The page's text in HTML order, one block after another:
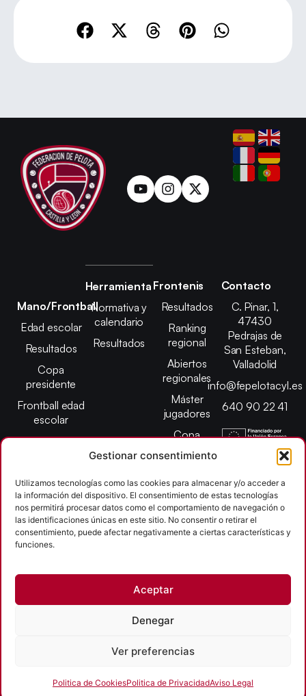
Gestionar consentimiento
Utilizamos tecnologías como las cookies para almacenar y/o acceder a
la información del dispositivo. El consentimiento de estas tecnologías
nos permitirá procesar datos como el comportamiento de navegación o
las identificaciones únicas en este sitio. No consentir o retirar el
consentimiento, puede afectar negativamente a ciertas características y
funciones.
Aceptar
Denegar
Ver preferencias
Politica de CookiesPolitica de PrivacidadAviso Legal
Mano/Frontball
Edad escolar
Resultados
Copa
presidente
Frontball edad
escolar
Herramienta
Normativa y
calendario
Resultados
Frontenis
Resultados
Ranking
regional
Abiertos
regionales
Máster
jugadores
Copa
presidente
escolar
Campeonato
provincial
León
Contacto
C. Pinar, 1,
47430
Pedrajas de
San Esteban,
Valladolid
info@fepelotacyl.es
640 90 22 41
Copyright © 2026
Federación Pelota Castilla y León | FePelotaCyL
| Desarrollado porTOOOLS
Accesibilidad